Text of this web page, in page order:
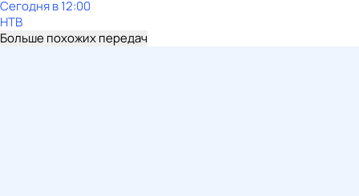
Сегодня в 12:00
НТВ
Больше похожих передач